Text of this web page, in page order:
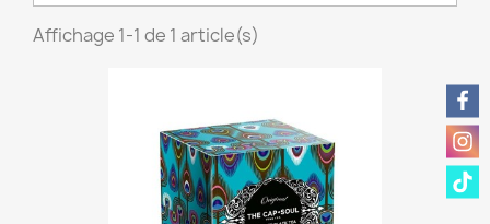
Affichage 1-1 de 1 article(s)